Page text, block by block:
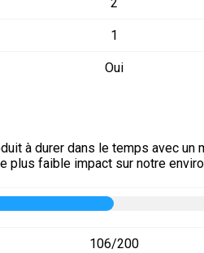
1
Oui
à durer dans le temps avec un
plus faible impact sur notre
106/200